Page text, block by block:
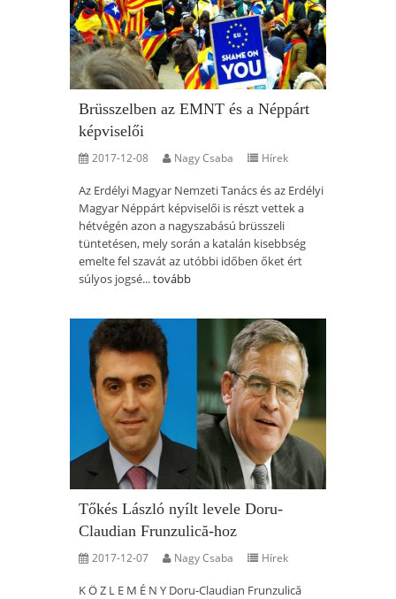
Brüsszelben az EMNT és a Néppárt
képviselői
2017-12-08 Nagy Csaba Hírek
Az Erdélyi Magyar Nemzeti Tanács és az Erdélyi
Magyar Néppárt képviselői is részt vettek a
hétvégén azon a nagyszabású brüsszeli
tüntetésen, mely során a katalán kisebbség
emelte fel szavát az utóbbi időben őket ért
súlyos jogsé...tovább
Tőkés László nyílt levele Doru-
Claudian Frunzulică-hoz
2017-12-07 Nagy Csaba Hírek
K Ö Z L E M É N Y Doru-Claudian Frunzulică